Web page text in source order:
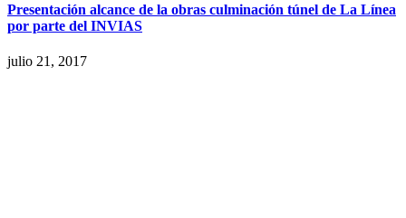
Presentación alcance de la obras culminación túnel de La Línea
por parte del INVIAS
julio 21, 2017